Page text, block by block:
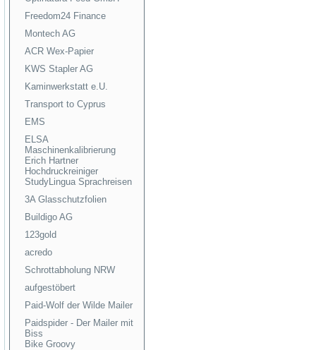
Freedom24 Finance
Montech AG
ACR Wex-Papier
KWS Stapler AG
Kaminwerkstatt e.U.
Transport to Cyprus
EMS
ELSA
Maschinenkalibrierung
Erich Hartner
Hochdruckreiniger
StudyLingua Sprachreisen
3A Glasschutzfolien
Buildigo AG
123gold
acredo
Schrottabholung NRW
aufgestöbert
Paid-Wolf der Wilde Mailer
Paidspider - Der Mailer mit
Biss
Bike Groovy